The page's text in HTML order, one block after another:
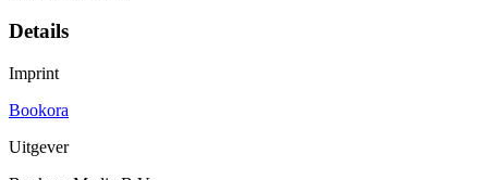
Details
Imprint
Bookora
Uitgever